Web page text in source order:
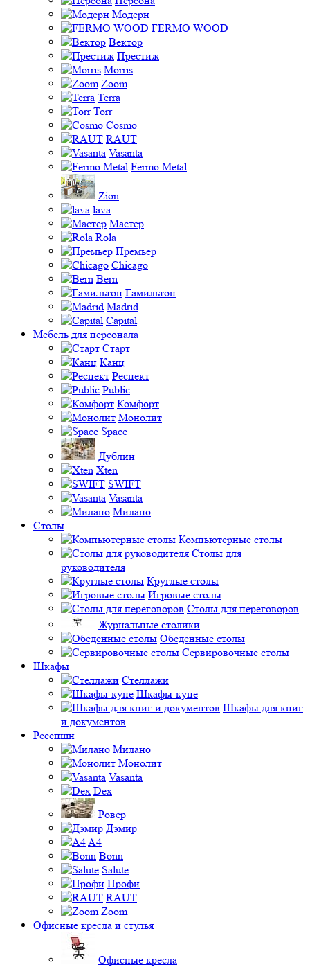
Модерн
FERMO WOOD
Вектор
Престиж
Morris
Zoom
Terra
Torr
Cosmo
RAUT
Vasanta
Fermo Metal
Zion
lava
Мастер
Rola
Премьер
Chicago
Bern
Гамильтон
Madrid
Capital
Мебель для персонала
Старт
Канц
Респект
Public
Комфорт
Монолит
Space
Дублин
Xten
SWIFT
Vasanta
Милано
Столы
Компьютерные столы
Столы для
руководителя
Круглые столы
Игровые столы
Столы для переговоров
Журнальные столики
Обеденные столы
Сервировочные столы
Шкафы
Стеллажи
Шкафы-купе
Шкафы для книг
и документов
Ресепшн
Милано
Монолит
Vasanta
Dex
Ровер
Дэмир
A4
Bonn
Salute
Профи
RAUT
Zoom
Офисные кресла и стулья
Офисные кресла